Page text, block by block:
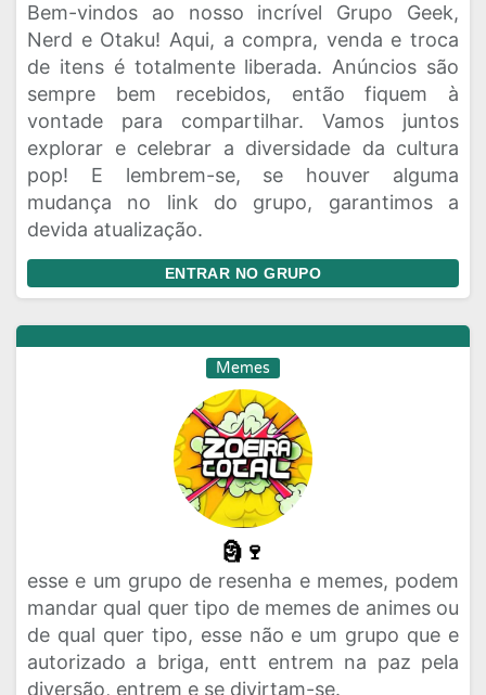
Bem-vindos ao nosso incrível Grupo Geek,
Nerd e Otaku! Aqui, a compra, venda e troca
de itens é totalmente liberada. Anúncios são
sempre bem recebidos, então fiquem à
vontade para compartilhar. Vamos juntos
explorar e celebrar a diversidade da cultura
pop! E lembrem-se, se houver alguma
mudança no link do grupo, garantimos a
devida atualização.
ENTRAR NO GRUPO
Memes
🗿🍷
esse e um grupo de resenha e memes, podem
mandar qual quer tipo de memes de animes ou
de qual quer tipo, esse não e um grupo que e
autorizado a briga, entt entrem na paz pela
diversão, entrem e se divirtam-se.